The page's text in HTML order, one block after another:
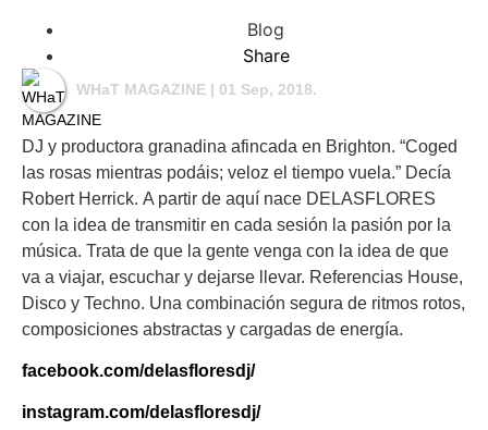
Blog
Share
WHaT MAGAZINE | 01 Sep, 2018.
DJ y productora granadina afincada en Brighton. “Coged
las rosas mientras podáis; veloz el tiempo vuela.” Decía
Robert Herrick. A partir de aquí nace DELASFLORES
con la idea de transmitir en cada sesión la pasión por la
música. Trata de que la gente venga con la idea de que
va a viajar, escuchar y dejarse llevar. Referencias House,
Disco y Techno. Una combinación segura de ritmos rotos,
composiciones abstractas y cargadas de energía.
facebook.com/delasfloresdj/
instagram.com/delasfloresdj/